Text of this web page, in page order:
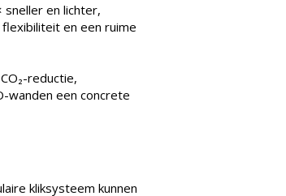
en lichter,
en een ruime
reductie,
wanden een concrete
kliksysteem kunnen